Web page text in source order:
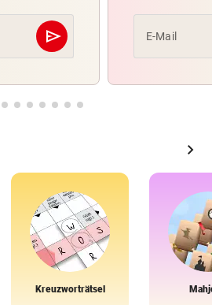
send
Abschicken E-Mail
chevron_right
Kreuzworträtsel